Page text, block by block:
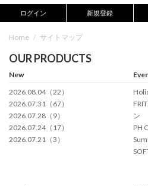
ログイン 新規登録
Home / サイトマップ
OUR PRODUCTS
New
2026.08.04（22）
2026.07.31（67）
2026.07.28（9）
2026.07.24（17）
2026.07.21（3）
ン
PH